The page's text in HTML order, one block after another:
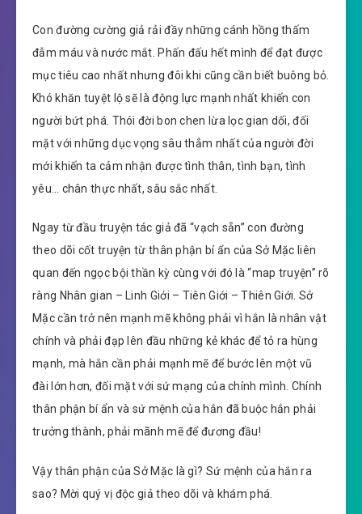
Con đường cường giả rải đầy những cánh hồng thấm
đẫm máu và nước mắt. Phấn đấu hết mình để đạt được
mục tiêu cao nhất nhưng đôi khi cũng cần biết buông bỏ.
Khó khăn tuyệt lộ sẽ là động lực mạnh nhất khiến con
người bứt phá. Thói đời bon chen lừa lọc gian dối, đối
mặt với những dục vọng sâu thẳm nhất của người đời
mới khiến ta cảm nhận được tình thân, tình bạn, tình
yêu… chân thực nhất, sâu sắc nhất.
Ngay từ đầu truyện tác giả đã “vạch sẵn” con đường
theo dõi cốt truyện từ thân phận bí ẩn của Sở Mặc liên
quan đến ngọc bội thần kỳ cùng với đó là “map truyện” rõ
ràng Nhân gian – Linh Giới – Tiên Giới – Thiên Giới. Sở
Mặc cần trở nên mạnh mẽ không phải vì hắn là nhân vật
chính và phải đạp lên đầu những kẻ khác để tỏ ra hùng
mạnh, mà hắn cần phải mạnh mẽ để bước lên một vũ
đài lớn hơn, đối mặt với sứ mạng của chính mình. Chính
thân phận bí ẩn và sứ mệnh của hắn đã buộc hắn phải
trưởng thành, phải mãnh mẽ để đương đầu!
Vậy thân phận của Sở Mặc là gì? Sứ mệnh của hắn ra
sao? Mời quý vị độc giả theo dõi và khám phá.